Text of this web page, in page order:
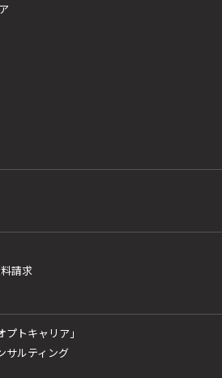
請求
トキャリア」
サルティング